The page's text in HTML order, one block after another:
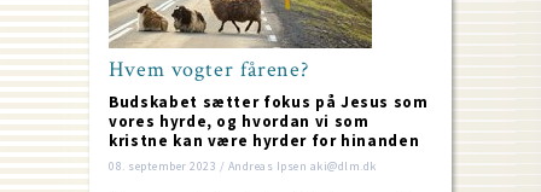
Hvem vogter fårene?
Budskabet sætter fokus på Jesus som
vores hyrde, og hvordan vi som
kristne kan være hyrder for hinanden
08. september 2023 / Andreas Ipsen aki@dlm.dk